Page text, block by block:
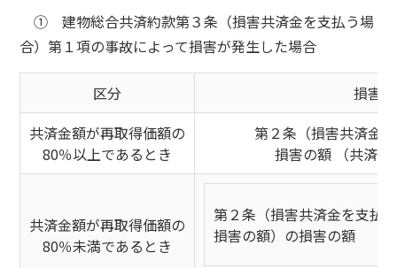
① 建物総合共済約款第３条（損害共済金を支払う場
合）第１項の事故によって損害が発生した場合
区分
損害
共済金額が再取得価額の
80％以上であるとき
第２条（損害共済金
損害の額 （共済
共済金額が再取得価額の
80％未満であるとき
第２条（損害共済金を支払
損害の額）の損害の額